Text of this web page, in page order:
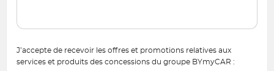
J’accepte de recevoir les offres et promotions relatives aux
services et produits des concessions du groupe BYmyCAR :